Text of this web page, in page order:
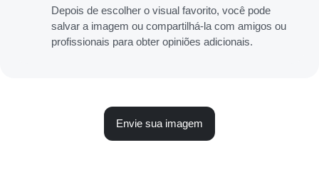
Depois de escolher o visual favorito, você pode
salvar a imagem ou compartilhá-la com amigos ou
profissionais para obter opiniões adicionais.
Envie sua imagem